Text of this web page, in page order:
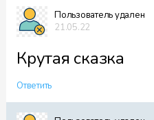
Пользователь удален
21.05.22
Крутая сказка
Ответить